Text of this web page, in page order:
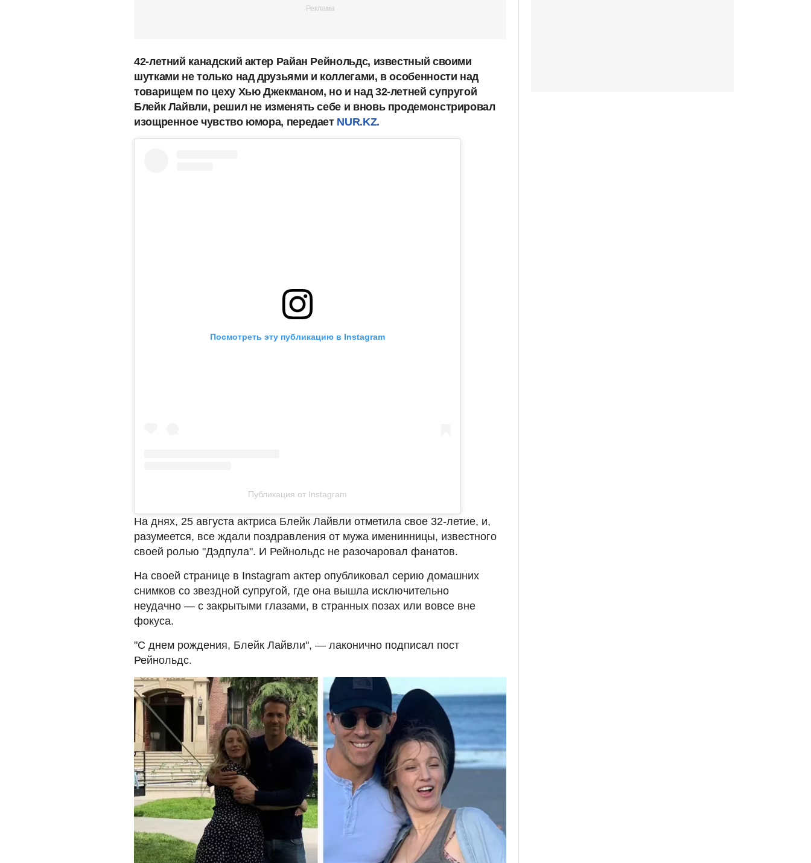
42-летний канадский актер Райан Рейнольдс, известный своими
шутками не только над друзьями и коллегами, в особенности над
товарищем по цеху Хью Джекманом, но и над 32-летней супругой
Блейк Лайвли, решил не изменять себе и вновь продемонстрировал
изощренное чувство юмора, передает NUR.KZ.
Посмотреть эту публикацию в Instagram
Публикация от Instagram
На днях, 25 августа актриса Блейк Лайвли отметила свое 32-летие, и,
разумеется, все ждали поздравления от мужа именинницы, известного
своей ролью "Дэдпула". И Рейнольдс не разочаровал фанатов.
На своей странице в Instagram актер опубликовал серию домашних
снимков со звездной супругой, где она вышла исключительно
неудачно — с закрытыми глазами, в странных позах или вовсе вне
фокуса.
"С днем рождения, Блейк Лайвли", — лаконично подписал пост
Рейнольдс.